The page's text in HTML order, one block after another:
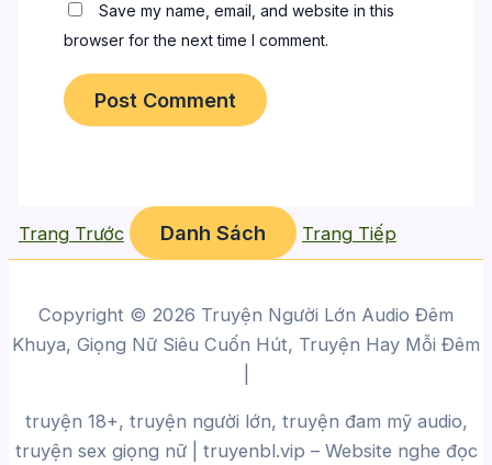
Save my name, email, and website in this
browser for the next time I comment.
Trang Trước Danh Sách Trang Tiếp
Copyright © 2026 Truyện Người Lớn Audio Đêm
Khuya, Giọng Nữ Siêu Cuốn Hút, Truyện Hay Mỗi Đêm
truyện 18+, truyện người lớn, truyện đam mỹ audio,
truyện sex giọng nữ | truyenbl.vip – Website nghe đọc